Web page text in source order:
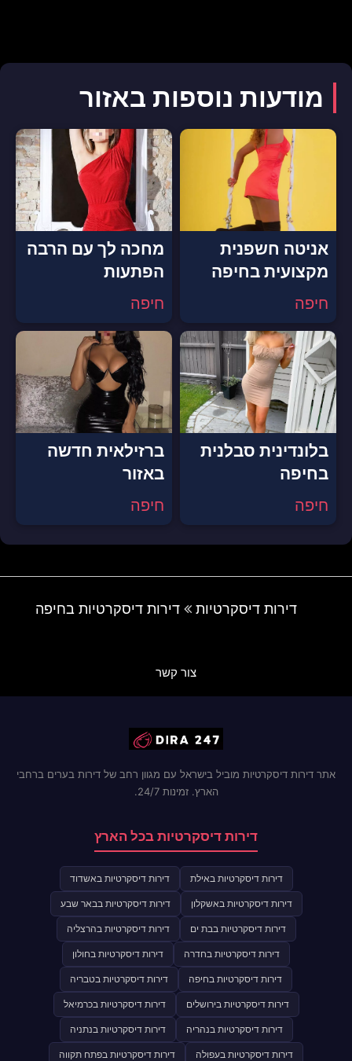
מודעות נוספות באזור
אניטה חשפנית
מקצועית בחיפה
חיפה
מחכה לך עם הרבה
הפתעות
חיפה
בלונדינית סבלנית
בחיפה
חיפה
ברזילאית חדשה
באזור
חיפה
דירות דיסקרטיות דירות דיסקרטיות בחיפה
צור קשר
אתר דירות דיסקרטיות מוביל בישראל עם מגוון רחב של דירות בערים ברחבי
הארץ. זמינות 24/7.
דירות דיסקרטיות בכל הארץ
דירות דיסקרטיות באילת דירות דיסקרטיות באשדוד
דירות דיסקרטיות באשקלון דירות דיסקרטיות בבאר שבע
דירות דיסקרטיות בבת ים דירות דיסקרטיות בהרצליה
דירות דיסקרטיות בחדרה דירות דיסקרטיות בחולון
דירות דיסקרטיות בחיפה דירות דיסקרטיות בטבריה
דירות דיסקרטיות בירושלים דירות דיסקרטיות בכרמיאל
דירות דיסקרטיות בנהריה דירות דיסקרטיות בנתניה
דירות דיסקרטיות בעפולה דירות דיסקרטיות בפתח תקווה